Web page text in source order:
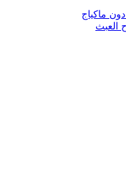
ماكياج
العبث